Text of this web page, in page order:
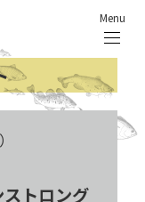
Menu
トロング